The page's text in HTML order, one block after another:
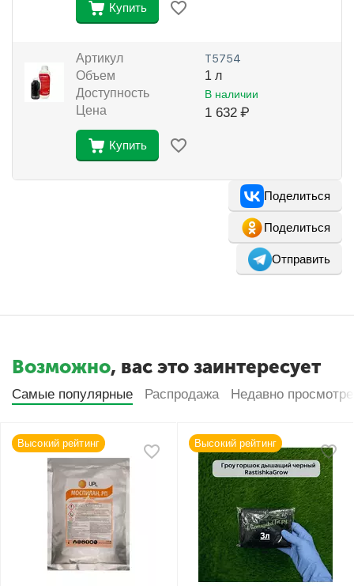
Купить
Артикул Т5754
Объем
1 л
Доступность
В наличии
Цена 1 632 ₽
Купить
Поделиться
Поделиться
Отправить
Возможно, вас это заинтересует
Самые популярные Распродажа Недавно
Высокий рейтинг Высокий рейтинг